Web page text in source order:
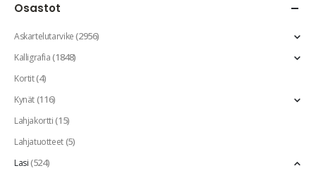
Osastot
Askartelutarvike(2956)
Kalligrafia(1848)
Kortit(4)
Kynät(116)
Lahjakortti(15)
Lahjatuotteet(5)
Lasi(524)